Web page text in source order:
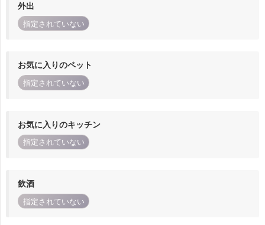
外出
指定されていない
お気に入りのペット
指定されていない
お気に入りのキッチン
指定されていない
飲酒
指定されていない